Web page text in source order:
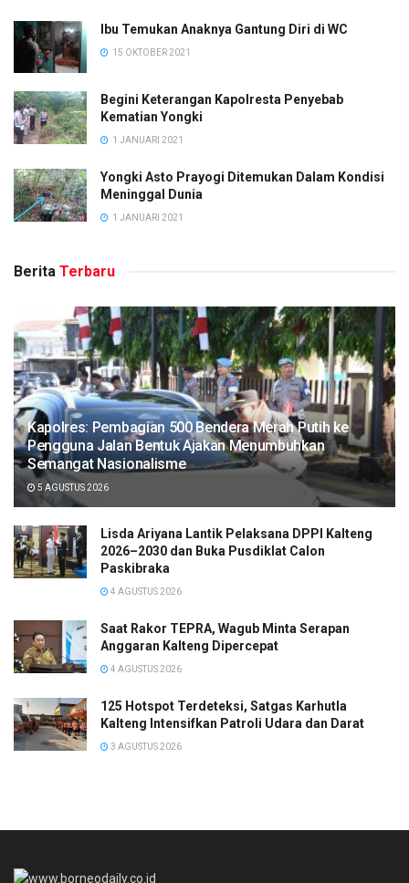
Ibu Temukan Anaknya Gantung Diri di WC
15 OKTOBER 2021
Begini Keterangan Kapolresta Penyebab
Kematian Yongki
1 JANUARI 2021
Yongki Asto Prayogi Ditemukan Dalam Kondisi
Meninggal Dunia
1 JANUARI 2021
Berita Terbaru
Kapolres: Pembagian 500 Bendera Merah Putih ke
Pengguna Jalan Bentuk Ajakan Menumbuhkan
Semangat Nasionalisme
5 AGUSTUS 2026
Lisda Ariyana Lantik Pelaksana DPPI Kalteng
2026–2030 dan Buka Pusdiklat Calon
Paskibraka
4 AGUSTUS 2026
Saat Rakor TEPRA, Wagub Minta Serapan
Anggaran Kalteng Dipercepat
4 AGUSTUS 2026
125 Hotspot Terdeteksi, Satgas Karhutla
Kalteng Intensifkan Patroli Udara dan Darat
3 AGUSTUS 2026